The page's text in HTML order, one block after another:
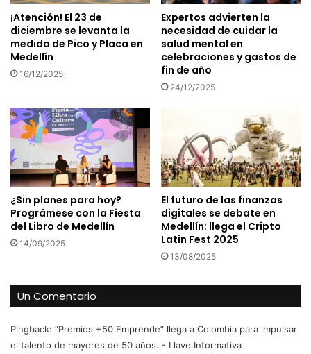
¡Atención! El 23 de
diciembre se levanta la
medida de Pico y Placa en
Medellín
16/12/2025
Expertos advierten la
necesidad de cuidar la
salud mental en
celebraciones y gastos de
fin de año
24/12/2025
¿Sin planes para hoy?
Prográmese con la Fiesta
del Libro de Medellín
14/09/2025
El futuro de las finanzas
digitales se debate en
Medellín: llega el Cripto
Latin Fest 2025
13/08/2025
Un Comentario
Pingback: “Premios +50 Emprende” llega a Colombia para impulsar
el talento de mayores de 50 años. - Llave Informativa